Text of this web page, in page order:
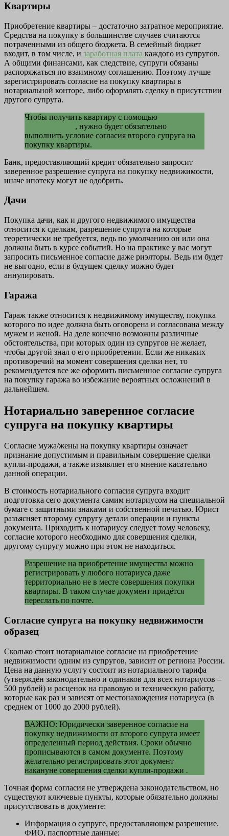
Квартиры
Приобретение квартиры – достаточно затратное мероприятие.
Средства на покупку в большинстве случаев считаются
потраченными из общего бюджета. В семейный бюджет
входит, в том числе, и заработная плата каждого из супругов.
А общими финансами, как следствие, супруги обязаны
распоряжаться по взаимному соглашению. Поэтому лучше
зарегистрировать согласие на покупку квартиры в
нотариальной конторе, либо оформлять сделку в присутствии
другого супруга.
Чтобы получить квартиру с помощью
, нужно будет обязательно
выполнить условие согласия второго супруга на
покупку квартиры.
Банк, предоставляющий кредит обязательно запросит
заверенное разрешение супруга на покупку недвижимости,
иначе ипотеку могут не одобрить.
Дачи
Покупка дачи, как и другого недвижимого имущества
относится к сделкам, разрешение супруга на которые
теоретически не требуется, ведь по умолчанию он или она
должны быть в курсе событий. Но на практике у вас могут
запросить письменное согласие даже риэлторы. Ведь им будет
не выгодно, если в будущем сделку можно будет
аннулировать.
Гаража
Гараж также относится к недвижимому имуществу, покупка
которого по идее должна быть оговорена и согласована между
мужем и женой. На деле конечно возможны различные
обстоятельства, при которых один из супругов не желает,
чтобы другой знал о его приобретении. Если же никаких
противоречий на момент совершения сделки нет, то
рекомендуется все же оформить письменное согласие супруга
на покупку гаража во избежание вероятных осложнений в
дальнейшем.
Нотариально заверенное согласие
супруга на покупку квартиры
Согласие мужа/жены на покупку квартиры означает
признание допустимым и правильным совершение сделки
купли-продажи, а также изъявляет его мнение касательно
данной операции.
В стоимость нотариального согласия супруга входит
подготовка сего документа самим нотариусом на специальной
бумаге с защитными знаками и собственной печатью. Юрист
разъясняет второму супругу детали операции и пункты
документа. Приходить к нотариусу следует тому человеку,
согласие которого необходимо для совершения сделки,
другому супругу можно при этом не находиться.
Разрешение на приобретение имущества можно
регистрировать у любого нотариуса даже
территориально не в месте совершения покупки
квартиры. В таком случае документ придётся
переслать по почте.
Согласие супруга на покупку недвижимости
образец
Сколько стоит нотариальное согласие на приобретение
недвижимости одним из супругов, зависит от региона России.
Цена на данную услугу состоит из нотариального тарифа
(утверждён законодательно и одинаков для всех нотариусов –
500 рублей) и расценок на правовую и техническую работу,
которые как раз и зависят от местонахождения нотариуса (в
среднем от 1000 до 2000 рублей).
ВАЖНО: Юридически заверенное согласие на
покупку недвижимости от второго супруга имеет
определенный период действия. Сроки обычно
прописываются в самом документе. Поэтому
желательно регистрировать этот документ
накануне совершения сделки купли-продажи .
Точная форма согласия не утверждена законодательством, но
существуют ключевые пункты, которые обязательно должны
присутствовать в документе:
Информация о супруге, предоставляющем разрешение.
ФИО, паспортные данные;